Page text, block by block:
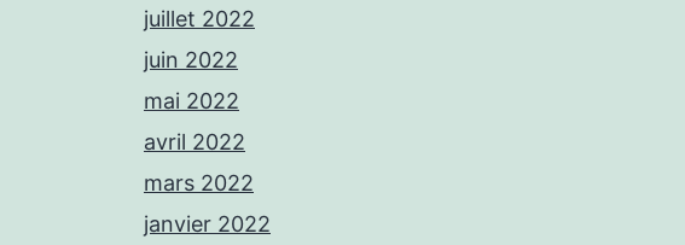
juillet 2022
juin 2022
mai 2022
avril 2022
mars 2022
janvier 2022